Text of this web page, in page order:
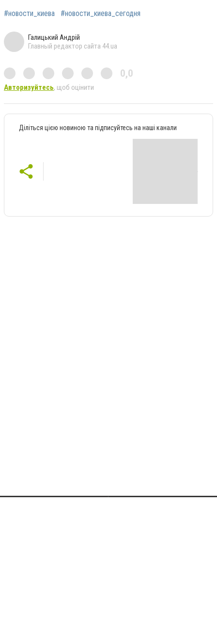
#новости_киева #новости_киева_сегодня
Галицький Андрій
Главный редактор сайта 44.ua
0,0
Авторизуйтесь, щоб оцінити
Діліться цією новиною та підписуйтесь на наші канали